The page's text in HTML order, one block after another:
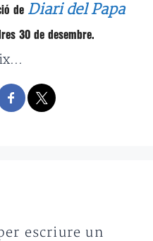
de Diari del Papa
30 de desembre.
escriure un